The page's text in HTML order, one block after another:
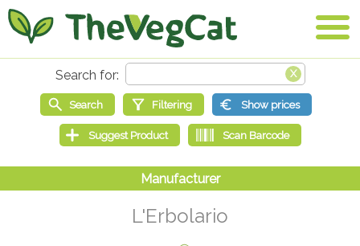
L'Erbolario